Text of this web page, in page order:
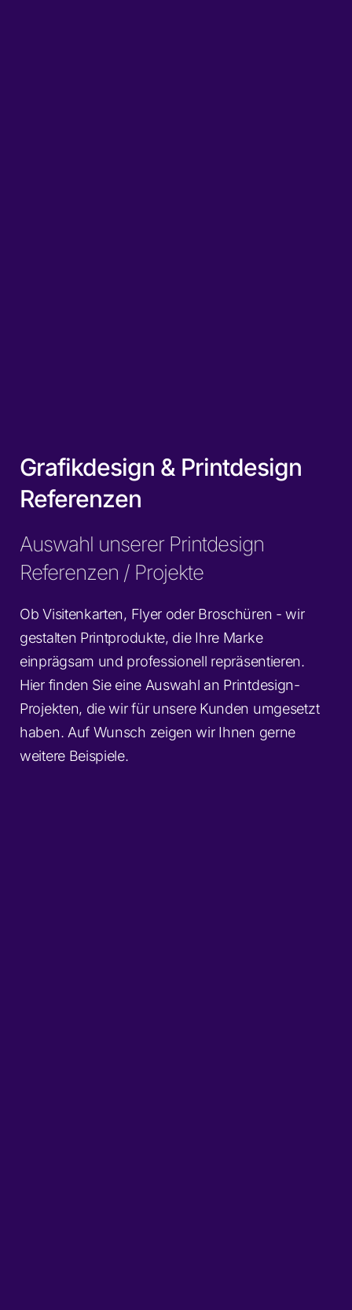
Grafikdesign & Printdesign
Referenzen
Auswahl unserer Printdesign
Referenzen / Projekte
Ob Visitenkarten, Flyer oder Broschüren - wir
gestalten Printprodukte, die Ihre Marke
einprägsam und professionell repräsentieren.
Hier finden Sie eine Auswahl an Printdesign-
Projekten, die wir für unsere Kunden umgesetzt
haben. Auf Wunsch zeigen wir Ihnen gerne
weitere Beispiele.